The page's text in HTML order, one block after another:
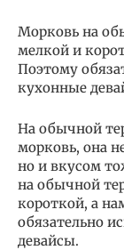
Морковь на
мелкой и
Поэтому
кухонные
На обычной
морковь, она
но и вкусом
на обычной
короткой, а
обязательно
девайсы.